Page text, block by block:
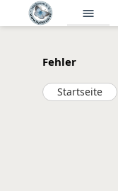
menu
Fehler
Startseite